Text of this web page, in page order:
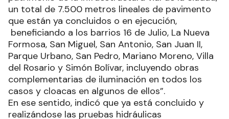
un total de 7.500 metros lineales de pavimento
que están ya concluidos o en ejecución,
beneficiando a los barrios 16 de Julio, La Nueva
Formosa, San Miguel, San Antonio, San Juan II,
Parque Urbano, San Pedro, Mariano Moreno, Villa
del Rosario y Simón Bolívar, incluyendo obras
complementarias de iluminación en todos los
casos y cloacas en algunos de ellos”.
En ese sentido, indicó que ya está concluido y
realizándose las pruebas hidráulicas